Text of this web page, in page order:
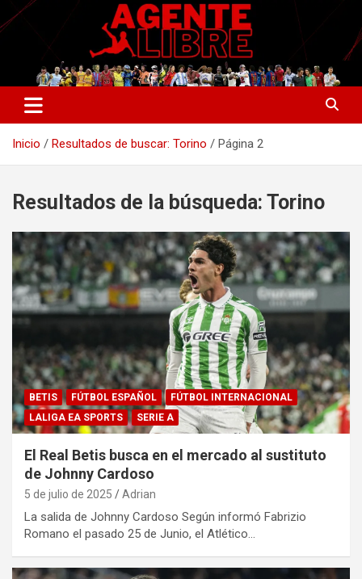
Saltar
al
Agente Libre Digital
La nueva generación del periodismo deportivo.
Inicio Resultados de buscar: Torino Página 2
Resultados de la búsqueda: Torino
BETIS FÚTBOL ESPAÑOL
FÚTBOL INTERNACIONAL
LALIGA EA SPORTS
SERIE A
El Real Betis busca en el mercado al sustituto
de Johnny Cardoso
5 de julio de 2025 Adrian
La salida de Johnny Cardoso Según informó Fabrizio
Romano el pasado 25 de Junio, el Atlético…